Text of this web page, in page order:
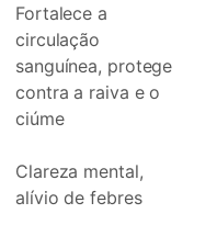
Fortalece a
circulação
sanguínea, protege
contra a raiva e o
ciúme
Clareza mental,
alívio de febres